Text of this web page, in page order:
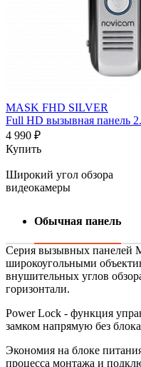
MASK FHD SILVER
Full HD вызывная панель
4 990 ₽
Купить
Широкий угол обзора
видеокамеры
Обычная панель
Серия вызывных панелей
широкоугольными
внушительных углов
горизонтали.
Power Lock - функция
замком напрямую без
Экономия на блоке
процесса монтажа и